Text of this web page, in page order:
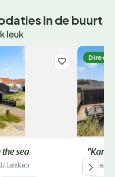
in de buurt
leuk
sea
/Løkken
Direct